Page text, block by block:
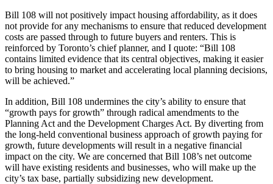
Bill 108 will not positively impact housing affordability, as it does
not provide for any mechanisms to ensure that reduced development
costs are passed through to future buyers and renters. This is
reinforced by Toronto’s chief planner, and I quote: “Bill 108
contains limited evidence that its central objectives, making it easier
to bring housing to market and accelerating local planning decisions,
will be achieved.”
In addition, Bill 108 undermines the city’s ability to ensure that
“growth pays for growth” through radical amendments to the
Planning Act and the Development Charges Act. By diverting from
the long-held conventional business approach of growth paying for
growth, future developments will result in a negative financial
impact on the city. We are concerned that Bill 108’s net outcome
will have existing residents and businesses, who will make up the
city’s tax base, partially subsidizing new development.